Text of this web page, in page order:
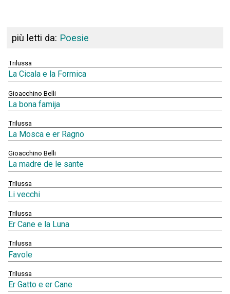
più letti da: Poesie
Trilussa
La Cicala e la Formica
Gioacchino Belli
La bona famija
Trilussa
La Mosca e er Ragno
Gioacchino Belli
La madre de le sante
Trilussa
Li vecchi
Trilussa
Er Cane e la Luna
Trilussa
Favole
Trilussa
Er Gatto e er Cane